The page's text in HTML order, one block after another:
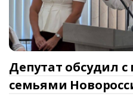
Депутат обсудил
семьями